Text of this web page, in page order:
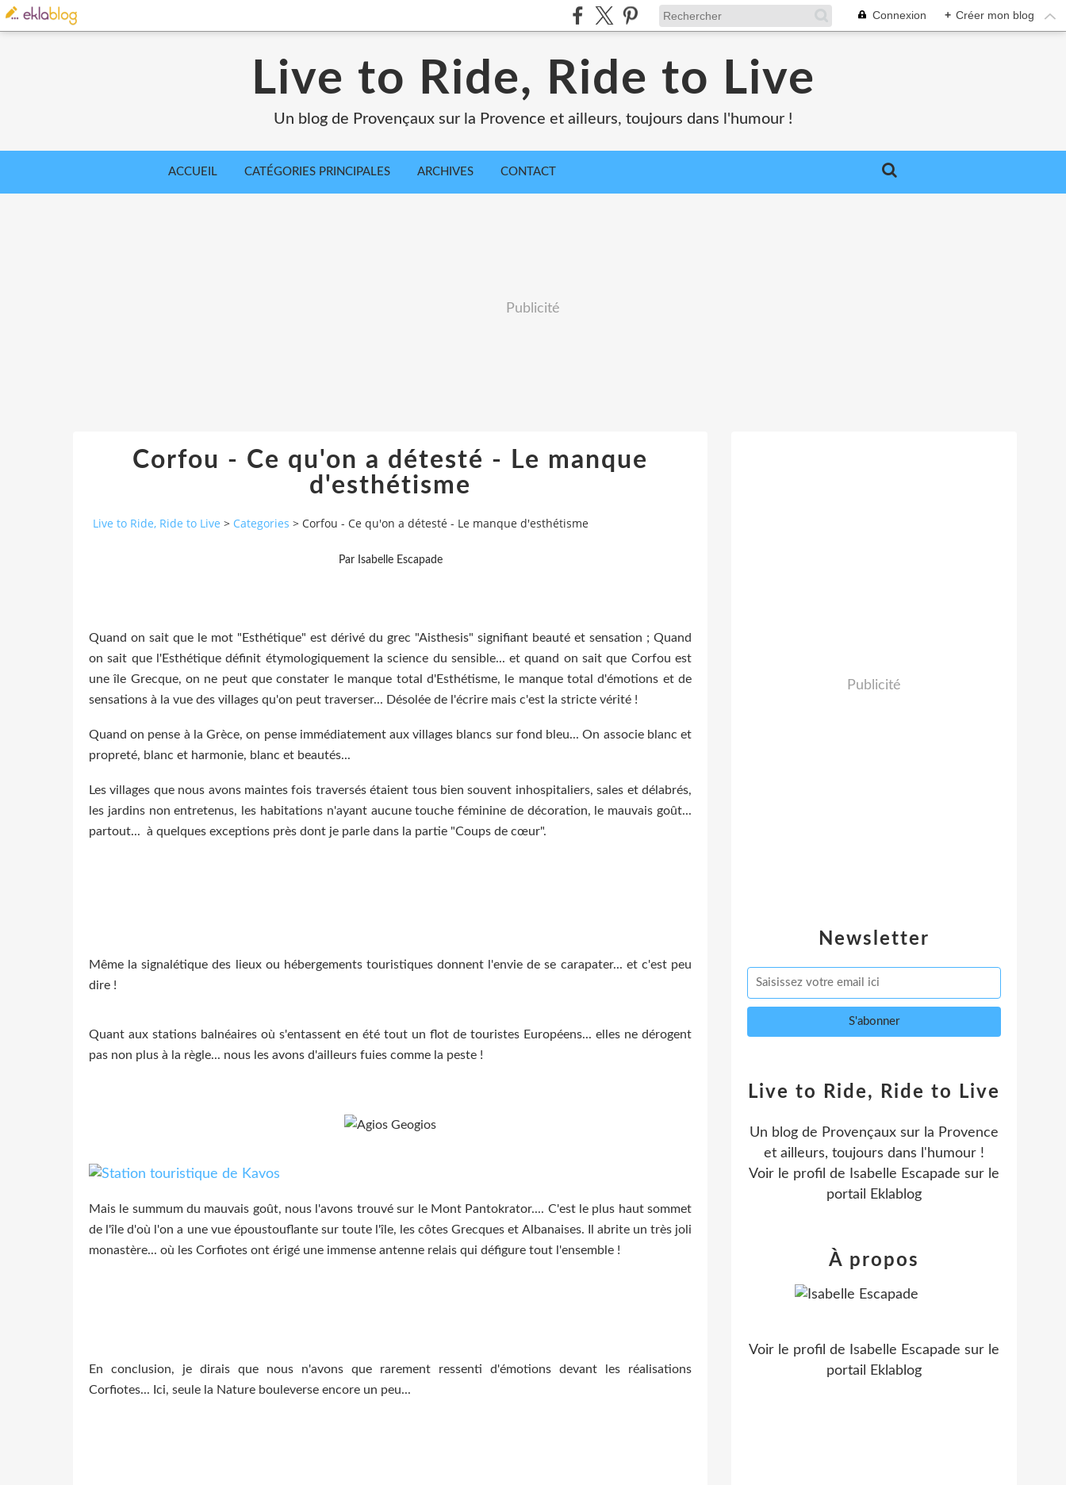
Connexion + Créer mon blog
Live to Ride, Ride to Live
Un blog de Provençaux sur la Provence et ailleurs, toujours dans l'humour !
ACCUEIL CATÉGORIES PRINCIPALES ARCHIVES CONTACT
Publicité
Corfou - Ce qu'on a détesté - Le manque
d'esthétisme
Live to Ride, Ride to Live > Categories > Corfou - Ce qu'on a détesté - Le manque d'esthétisme
Par Isabelle Escapade
Quand on sait que le mot "Esthétique" est dérivé du grec "Aisthesis" signifiant beauté et sensation ; Quand
on sait que l'Esthétique définit étymologiquement la science du sensible... et quand on sait que Corfou est
une île Grecque, on ne peut que constater le manque total d'Esthétisme, le manque total d'émotions et de
sensations à la vue des villages qu'on peut traverser... Désolée de l'écrire mais c'est la stricte vérité !
Quand on pense à la Grèce, on pense immédiatement aux villages blancs sur fond bleu... On associe blanc et
propreté, blanc et harmonie, blanc et beautés...
Les villages que nous avons maintes fois traversés étaient tous bien souvent inhospitaliers, sales et délabrés,
les jardins non entretenus, les habitations n'ayant aucune touche féminine de décoration, le mauvais goût...
partout... à quelques exceptions près dont je parle dans la partie "Coups de cœur".
Même la signalétique des lieux ou hébergements touristiques donnent l'envie de se carapater... et c'est peu
dire !
Quant aux stations balnéaires où s'entassent en été tout un flot de touristes Européens... elles ne dérogent
pas non plus à la règle... nous les avons d'ailleurs fuies comme la peste !
Mais le summum du mauvais goût, nous l'avons trouvé sur le Mont Pantokrator.... C'est le plus haut sommet
de l'île d'où l'on a une vue époustouflante sur toute l'île, les côtes Grecques et Albanaises. Il abrite un très joli
monastère... où les Corfiotes ont érigé une immense antenne relais qui défigure tout l'ensemble !
En conclusion, je dirais que nous n'avons que rarement ressenti d'émotions devant les réalisations
Corfiotes... Ici, seule la Nature bouleverse encore un peu...
Newsletter
Publicité
Live to Ride, Ride to Live
Un blog de Provençaux sur la Provence
et ailleurs, toujours dans l'humour !
Voir le profil de
Isabelle Escapade sur le
portail Eklablog
À propos
Voir le profil de Isabelle Escapade sur le
portail Eklablog